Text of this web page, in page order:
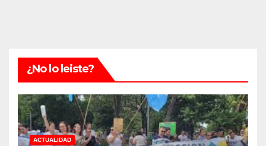
¿No lo leiste?
ACTUALIDAD